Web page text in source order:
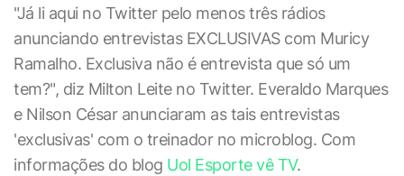
"Já li aqui no Twitter pelo menos três rádios
anunciando entrevistas EXCLUSIVAS com Muricy
Ramalho. Exclusiva não é entrevista que só um
tem?", diz Milton Leite no Twitter. Everaldo Marques
e Nilson César anunciaram as tais entrevistas
'exclusivas' com o treinador no microblog. Com
informações do blog Uol Esporte vê TV.